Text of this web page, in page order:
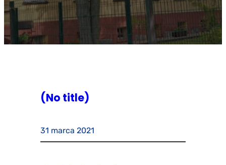
(No title)
31 marca 2021